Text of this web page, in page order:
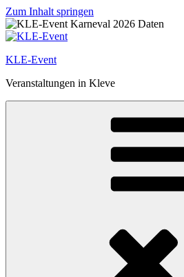
Zum Inhalt springen
KLE-Event
Veranstaltungen in Kleve